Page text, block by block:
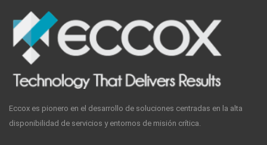
Eccox es pionero en el desarrollo de soluciones centradas en la alta
disponibilidad de servicios y entornos de misión crítica.